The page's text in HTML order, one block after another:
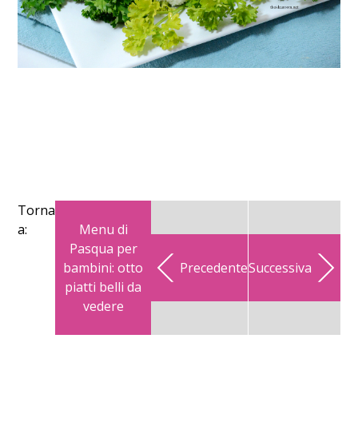
Torna
a:
Menu di
Pasqua per
bambini: otto
piatti belli da
vedere
PrecedenteSuccessiva